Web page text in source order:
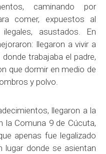
caminando por
comer, expuestos al
asustados. En
llegaron a vivir a
trabajaba el padre,
que dormir en medio de
y polvo.
llegaron a la
la Comuna 9 de Cúcuta,
apenas fue legalizado
lugar donde se asientan